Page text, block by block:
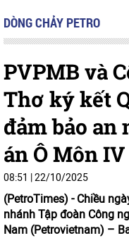
DÒNG CHẢY PETRO
PVPMB và
Thơ ký kết
đảm bảo an
án Ô Môn IV
08:51 | 22/10/2025
(PetroTimes) - Chiều
nhánh Tập đoàn Công
Nam (Petrovietnam) –